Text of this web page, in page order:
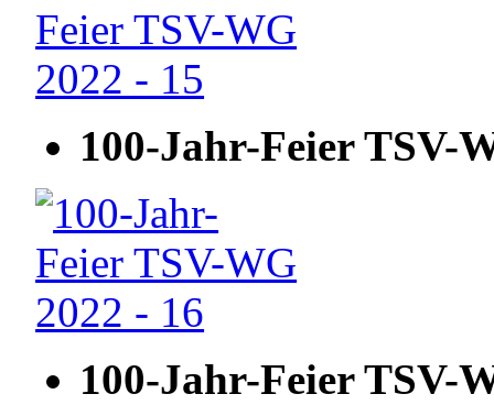
100-Jahr-Feier TSV-
100-Jahr-Feier TSV-